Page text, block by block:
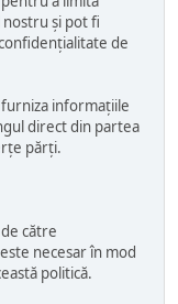
și pot fi
de
informațiile
direct din partea
părți.
către
necesar în mod
politică.